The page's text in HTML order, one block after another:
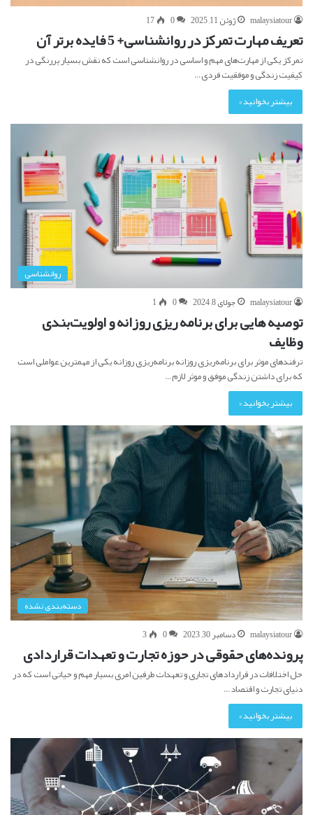
malaysiatour
ژوئن 11, 2025 0
17
تعریف مهارت تمرکز در روانشناسی+ 5 فایده برتر آن
تمرکز یکی از مهارت‌های مهم و اساسی در روانشناسی است که نقش بسیار پررنگی در
کیفیت زندگی و موفقیت فردی…
بیشتر بخوانید »
روانشناسی
malaysiatour
جولای 8, 2024 0
1
توصیه هایی برای برنامه ریزی روزانه و اولویت‌بندی
وظایف
ترفندهای موثر برای برنامه‌ریزی روزانه برنامه‌ریزی روزانه یکی از مهمترین عواملی است
که برای داشتن زندگی موفق و موثر لازم…
بیشتر بخوانید »
دسته‌بندی نشده
malaysiatour
دسامبر 30, 2023 0
3
پرونده‌های حقوقی در حوزه تجارت و تعهدات قراردادی
حل اختلافات در قراردادهای تجاری و تعهدات طرفین امری بسیار مهم و حیاتی است که در
دنیای تجارت و اقتصاد…
بیشتر بخوانید »